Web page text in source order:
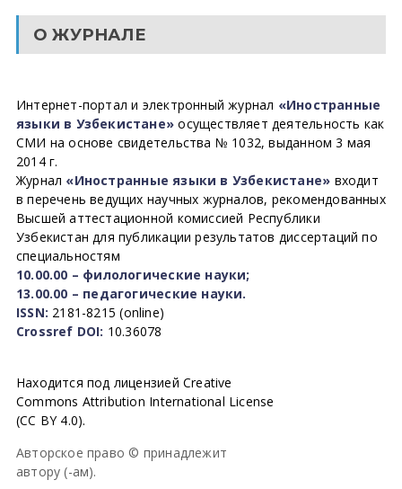
О ЖУРНАЛЕ
Интернет-портал и электронный журнал «Иностранные
языки в Узбекистане» осуществляет деятельность как
СМИ на основе свидетельства № 1032, выданном 3 мая
2014 г.
Журнал «Иностранные языки в Узбекистане» входит
в перечень ведущих научных журналов, рекомендованных
Высшей аттестационной комиссией Республики
Узбекистан для публикации результатов диссертаций по
специальностям
10.00.00 – филологические науки;
13.00.00 – педагогические науки.
ISSN: 2181-8215 (online)
Crossref DOI: 10.36078
Находится под лицензией Creative
Commons Attribution International License
(CC BY 4.0).
Авторское право © принадлежит
автору (-ам).